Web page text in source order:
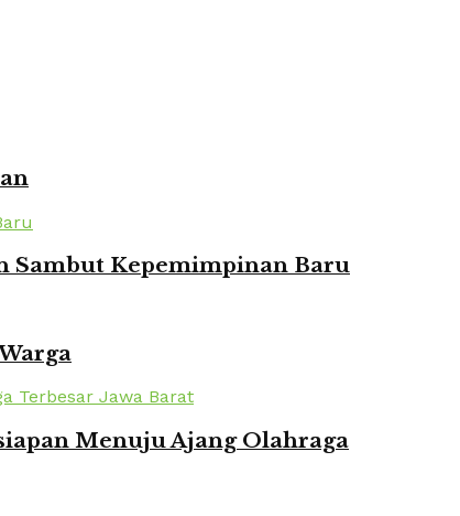
Sambut Kepemimpinan Baru
Menuju Ajang Olahraga